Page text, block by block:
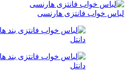
لباس خواب فانتزی هارنسی